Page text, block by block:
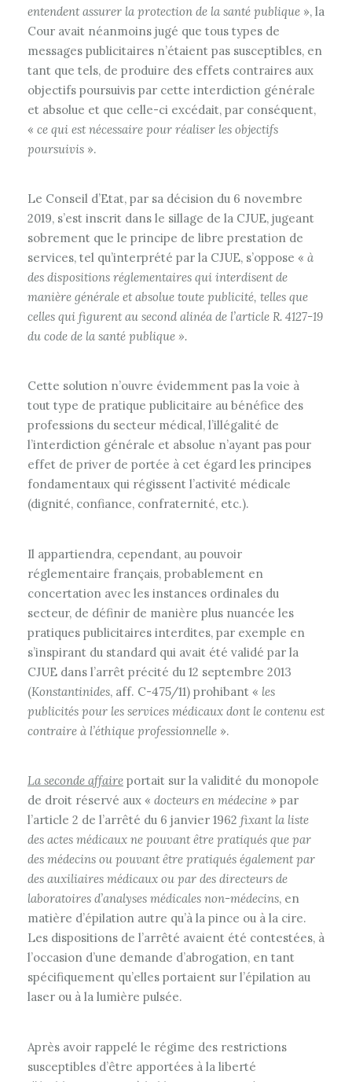
entendent assurer la protection de la santé publique », la
Cour avait néanmoins jugé que tous types de
messages publicitaires n’étaient pas susceptibles, en
tant que tels, de produire des effets contraires aux
objectifs poursuivis par cette interdiction générale
et absolue et que celle-ci excédait, par conséquent,
« ce qui est nécessaire pour réaliser les objectifs
poursuivis ».
Le Conseil d’Etat, par sa décision du 6 novembre
2019, s’est inscrit dans le sillage de la CJUE, jugeant
sobrement que le principe de libre prestation de
services, tel qu’interprété par la CJUE, s’oppose « à
des dispositions réglementaires qui interdisent de
manière générale et absolue toute publicité, telles que
celles qui figurent au second alinéa de l’article R. 4127-19
du code de la santé publique ».
Cette solution n’ouvre évidemment pas la voie à
tout type de pratique publicitaire au bénéfice des
professions du secteur médical, l’illégalité de
l’interdiction générale et absolue n’ayant pas pour
effet de priver de portée à cet égard les principes
fondamentaux qui régissent l’activité médicale
(dignité, confiance, confraternité, etc.).
Il appartiendra, cependant, au pouvoir
réglementaire français, probablement en
concertation avec les instances ordinales du
secteur, de définir de manière plus nuancée les
pratiques publicitaires interdites, par exemple en
s’inspirant du standard qui avait été validé par la
CJUE dans l’arrêt précité du 12 septembre 2013
(Konstantinides, aff. C-475/11) prohibant « les
publicités pour les services médicaux dont le contenu est
contraire à l’éthique professionnelle ».
La seconde affaire portait sur la validité du monopole
de droit réservé aux « docteurs en médecine » par
l’article 2 de l’arrêté du 6 janvier 1962 fixant la liste
des actes médicaux ne pouvant être pratiqués que par
des médecins ou pouvant être pratiqués également par
des auxiliaires médicaux ou par des directeurs de
laboratoires d’analyses médicales non-médecins, en
matière d’épilation autre qu’à la pince ou à la cire.
Les dispositions de l’arrêté avaient été contestées, à
l’occasion d’une demande d’abrogation, en tant
spécifiquement qu’elles portaient sur l’épilation au
laser ou à la lumière pulsée.
Après avoir rappelé le régime des restrictions
susceptibles d’être apportées à la liberté